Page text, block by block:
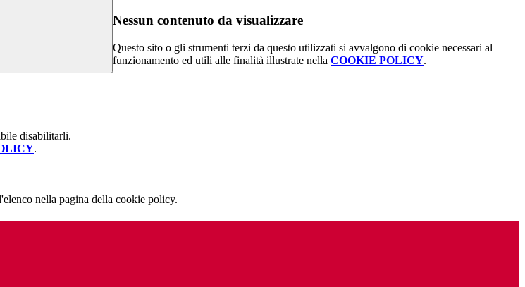
Nessun contenuto da visualizzare
Questo sito o gli strumenti terzi da questo utilizzati si avvalgono di cookie necessari al
funzionamento ed utili alle finalità illustrate nella COOKIE POLICY.
disabilitarli.
.
nella pagina della cookie policy.